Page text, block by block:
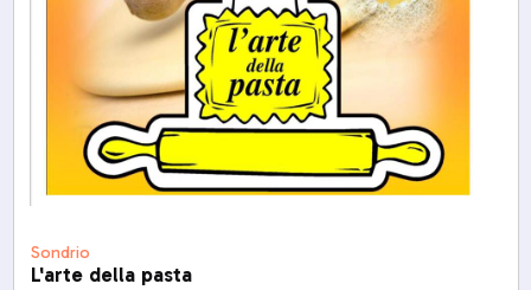
Sondrio
L'arte della pasta